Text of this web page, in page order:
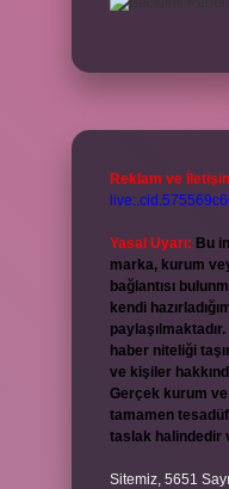
Reklam ve
Yasal Uyarı: Bu
marka, kurum
bağlantısı
kendi
haber niteliği
ve kişiler
Gerçek kurum
tamamen
taslak halindedir
Sitemiz, 5651